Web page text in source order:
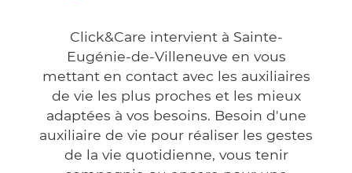
Click&Care intervient à Sainte-
Eugénie-de-Villeneuve en vous
mettant en contact avec les auxiliaires
de vie les plus proches et les mieux
adaptées à vos besoins. Besoin d'une
auxiliaire de vie pour réaliser les gestes
de la vie quotidienne, vous tenir